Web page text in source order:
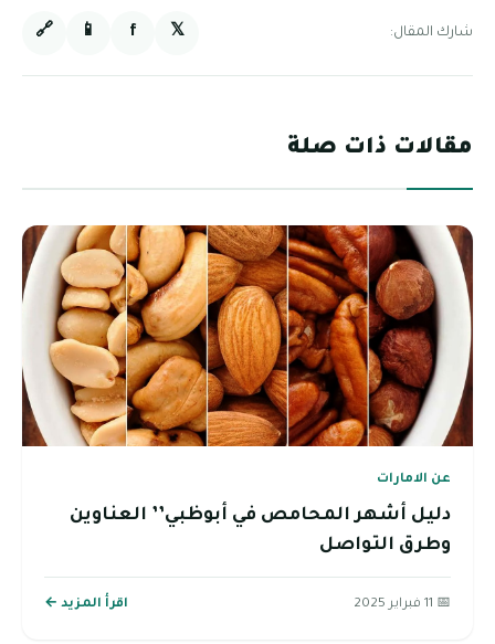
شارك المقال: 𝕏
f
📱
🔗
مقالات ذات صلة
عن الامارات
دليل أشهر المحامص في أبوظبي’’ العناوين
وطرق التواصل
📅 11 فبراير 2025 اقرأ المزيد ←